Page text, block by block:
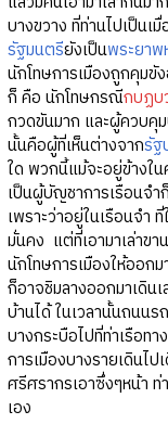
บางขวาง ที่ท่านไปเป็น
รัฐมนตรียังเป็นพระยา
นักโทษการเมืองถูกคุมขั
ก็ คือ นักโทษกรณีกบฏบ
กวดขันมาก และผู้ควบคุ
นั้นคือผู้ที่เห็นต่างจากรัฐ
ใด พวกนี้แม้จะอยู่ข้างใ
เป็นผู้บัญชาการเรือนจ
เพราะว่าอยู่ในเรือนจำ
มั่นคง แต่ที่เอามาเล่าข
นักโทษการเมืองให้ออก
ก็อาจชิมลางออกมาเดิน
บ้านได้ ในเวลานั้นถนน
บางกระบือไปที่ท่าเรือท
การเมืองบางรายเดินไ
ศรีศรากรเอาซึ่งๆหน้า ท่
เอง